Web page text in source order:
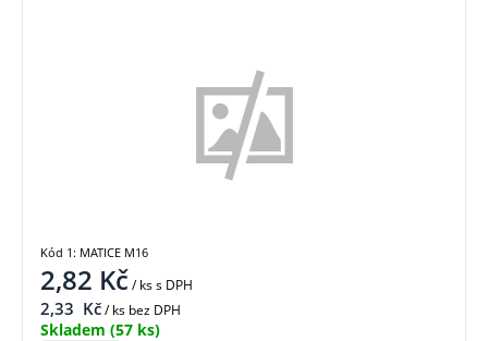
2,82 Kč/ kss DPH
2,33 Kč/ ks bez DPH
Skladem (57 ks)
Kód 1: MATICE M16